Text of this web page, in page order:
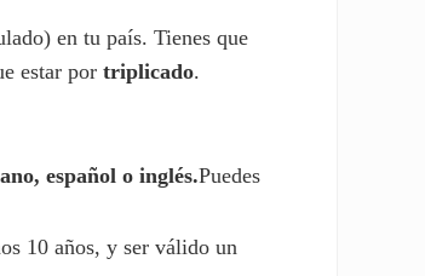
en tu país. Tienes que
estar portriplicado.
español o inglés.Puedes
10 años, y ser válido un